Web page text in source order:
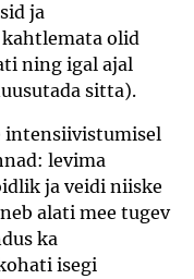
ja
olid
ning igal ajal
sitta).
intensiivistumisel
levima
ja veidi niiske
alati mee tugev
ka
isegi